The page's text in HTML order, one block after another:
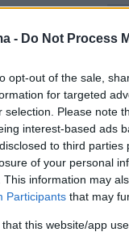
- Do Not Process
opt-out of the sale,
for targeted
selection. Please note
interest-based ads
to third
of your personal
This information may
Participants that may
that this website/app
νότια της
πλοίου, αυτό
από την
να εισήλθε